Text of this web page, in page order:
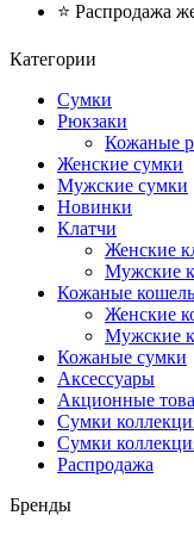
⭐ Распродажа
Категории
Сумки
Рюкзаки
Кожаные
Женские сумки
Мужские сумки
Новинки
Клатчи
Женские
Мужские
Кожаные
Женские
Мужские
Кожаные сумки
Аксессуары
Акционные
Сумки
Сумки
Распродажа
Бренды